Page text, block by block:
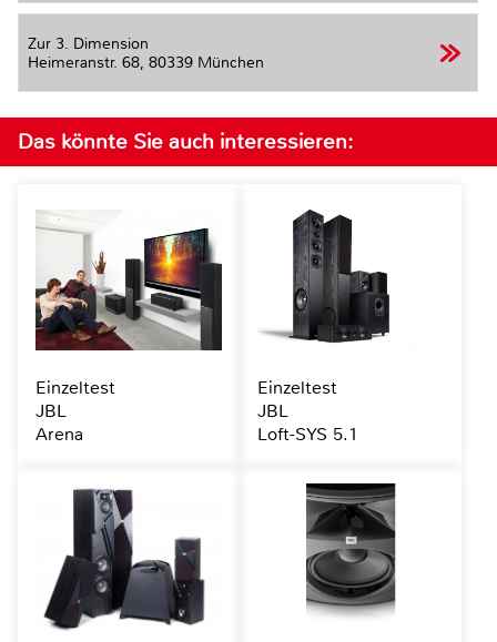
Zur 3. Dimension
Heimeranstr. 68, 80339 München
Das könnte Sie auch interessieren:
Einzeltest
JBL
Arena
Einzeltest
JBL
Loft-SYS 5.1